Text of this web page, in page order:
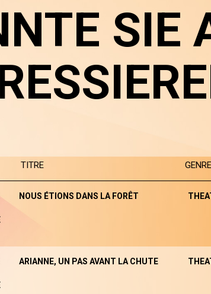
SIE
TITRE GENRE
NOUS ÉTIONS DANS LA FORÊT
ARIANNE, UN PAS AVANT LA CHUTE